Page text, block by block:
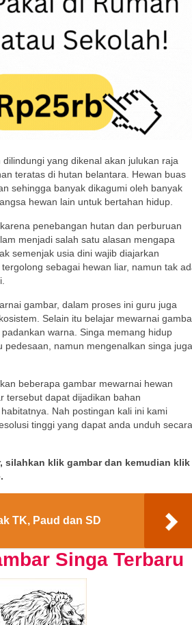
yang dikenal akan julukan raja
teratas di hutan belantara. Hewan buas
sehingga banyak dikagumi oleh banyak
hewan lain untuk bertahan hidup.
penebangan hutan dan perburuan
menjadi salah satu alasan mengapa
semenjak usia dini wajib diajarkan
sebagai hewan liar, namun tak
gambar, dalam proses ini guru juga
Selain itu belajar mewarnai
warna. Singa memang hidup
namun mengenalkan singa juga
beberapa gambar mewarnai hewan
tersebut dapat dijadikan bahan
Nah postingan kali ini kami
tinggi yang dapat anda unduh secara
silahkan klik gambar dan kemudian klik
TK, Paud dan SD
Singa Terbaru